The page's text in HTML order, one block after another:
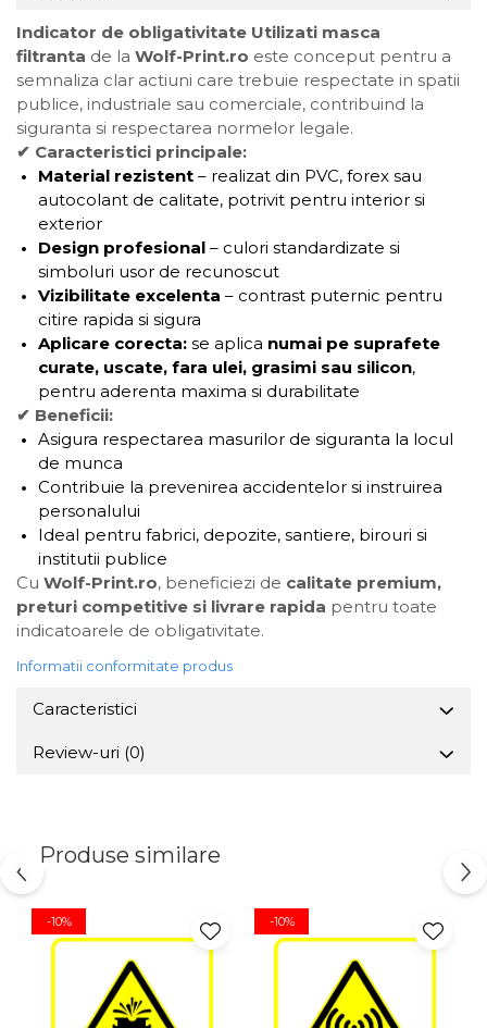
Indicator de obligativitate Utilizati masca
filtranta de la Wolf-Print.ro este conceput pentru a
semnaliza clar actiuni care trebuie respectate in spatii
publice, industriale sau comerciale, contribuind la
siguranta si respectarea normelor legale.
✔ Caracteristici principale:
Material rezistent – realizat din PVC, forex sau
autocolant de calitate, potrivit pentru interior si
exterior
Design profesional – culori standardizate si
simboluri usor de recunoscut
Vizibilitate excelenta – contrast puternic pentru
citire rapida si sigura
Aplicare corecta: se aplica numai pe suprafete
curate, uscate, fara ulei, grasimi sau silicon,
pentru aderenta maxima si durabilitate
✔ Beneficii:
Asigura respectarea masurilor de siguranta la locul
de munca
Contribuie la prevenirea accidentelor si instruirea
personalului
Ideal pentru fabrici, depozite, santiere, birouri si
institutii publice
Cu Wolf-Print.ro, beneficiezi de calitate premium,
preturi competitive si livrare rapida pentru toate
indicatoarele de obligativitate.
Informatii conformitate produs
Caracteristici
Review-uri (0)
Produse similare
-10% -10%